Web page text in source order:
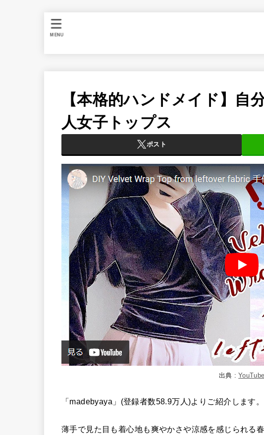
MENU
【本格的ハンドメイド】自
人女子トップス
ポスト
出典 :YouTube
「madebyaya」(登録者数58.9万人)よりご紹介します。
薄手で見た目も着心地も爽やかさや涼感を感じられる